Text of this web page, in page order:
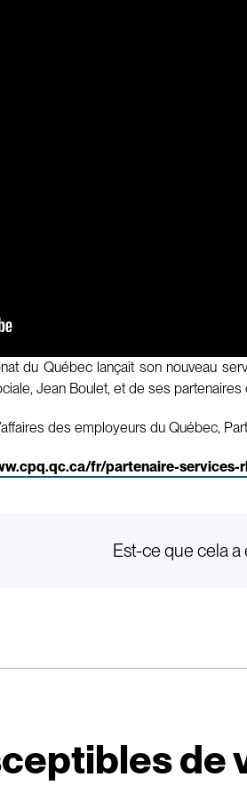
du Québec lançait son nouveau
Jean Boulet, et de ses
des employeurs du Québec,
fr/partenaire-services-
Est-ce que cela a
de